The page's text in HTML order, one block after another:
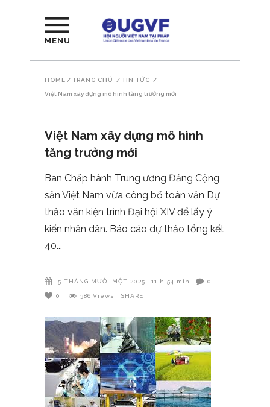
MENU
HOME / TRANG CHỦ / TIN TỨC /
Việt Nam xây dựng mô hình tăng trưởng mới
Việt Nam xây dựng mô hình
tăng trưởng mới
Ban Chấp hành Trung ương Đảng Cộng
sản Việt Nam vừa công bố toàn văn Dự
thảo văn kiện trình Đại hội XIV để lấy ý
kiến nhân dân. Báo cáo dự thảo tổng kết
40
5 THÁNG MƯỜI MỘT 2025 11 h 54 min 0
0 386 Views SHARE